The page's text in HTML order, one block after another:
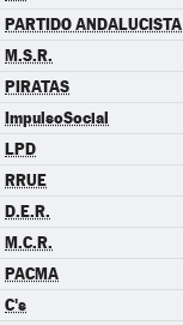
PARTIDO ANDALUCISTA
M.S.R.
PIRATAS
ImpulsoSocial
LPD
RRUE
D.E.R.
M.C.R.
PACMA
C's